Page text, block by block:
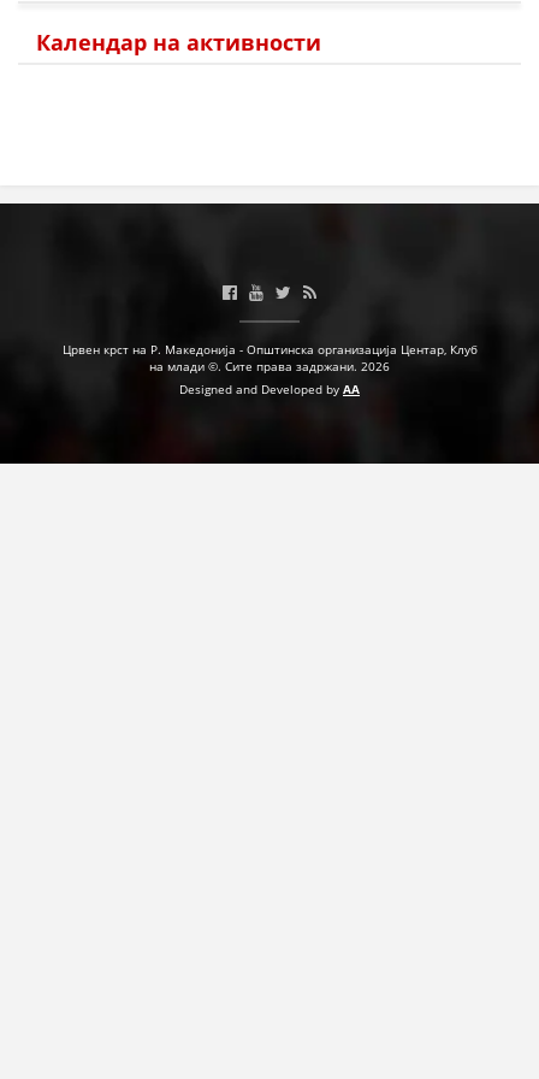
ПРИРАЧНИЦИ
Календар на активности
Црвен крст на Р. Македонија - Општинска организација Центар, Клуб
на млади ©. Сите права задржани. 2026
Designed and Developed by AA